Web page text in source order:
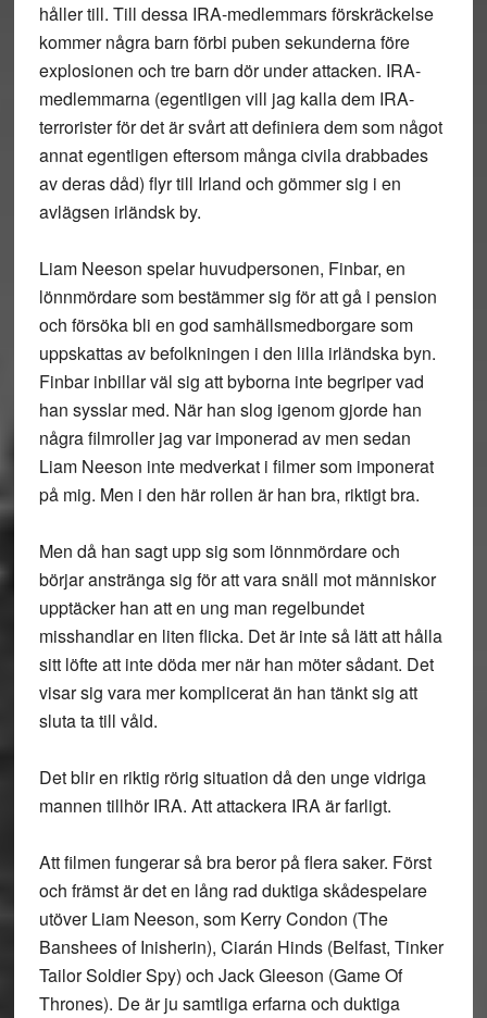
håller till. Till dessa IRA-medlemmars förskräckelse
kommer några barn förbi puben sekunderna före
explosionen och tre barn dör under attacken. IRA-
medlemmarna (egentligen vill jag kalla dem IRA-
terrorister för det är svårt att definiera dem som något
annat egentligen eftersom många civila drabbades
av deras dåd) flyr till Irland och gömmer sig i en
avlägsen irländsk by.
Liam Neeson spelar huvudpersonen, Finbar, en
lönnmördare som bestämmer sig för att gå i pension
och försöka bli en god samhällsmedborgare som
uppskattas av befolkningen i den lilla irländska byn.
Finbar inbillar väl sig att byborna inte begriper vad
han sysslar med. När han slog igenom gjorde han
några filmroller jag var imponerad av men sedan
Liam Neeson inte medverkat i filmer som imponerat
på mig. Men i den här rollen är han bra, riktigt bra.
Men då han sagt upp sig som lönnmördare och
börjar anstränga sig för att vara snäll mot människor
upptäcker han att en ung man regelbundet
misshandlar en liten flicka. Det är inte så lätt att hålla
sitt löfte att inte döda mer när han möter sådant. Det
visar sig vara mer komplicerat än han tänkt sig att
sluta ta till våld.
Det blir en riktig rörig situation då den unge vidriga
mannen tillhör IRA. Att attackera IRA är farligt.
Att filmen fungerar så bra beror på flera saker. Först
och främst är det en lång rad duktiga skådespelare
utöver Liam Neeson, som Kerry Condon (The
Banshees of Inisherin), Ciarán Hinds (Belfast, Tinker
Tailor Soldier Spy) och Jack Gleeson (Game Of
Thrones). De är ju samtliga erfarna och duktiga